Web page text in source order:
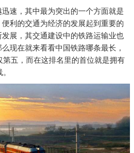
速，其中最为突出的一个方面就是
利的交通为经济的发展起到重要的
展，其交通建设中的铁路运输业也
现在就来看看中国铁路哪条最长，
第五，而在这排名里的首位就是拥有